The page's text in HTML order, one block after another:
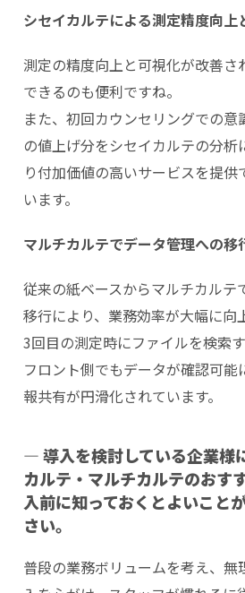
シセイカルテによる測定精度向上
測定の精度向上と可視化が改善さ
できるのも便利ですね。
また、初回カウンセリングでの意
の値上げ分をシセイカルテの分析
り付加価値の高いサービスを提供
います。
マルチカルテでデータ管理への移
従来の紙ベースからマルチカルテ
移行により、業務効率が大幅に向
3回目の測定時にファイルを検索
フロント側でもデータが確認可能
報共有が円滑化されています。
― 導入を検討している企業様
カルテ・マルチカルテのおす
入前に知っておくとよいこと
さい。
普段の業務ボリュームを考え、無